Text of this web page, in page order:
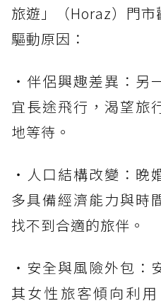
旅遊」（Horaz）門
驅動原因：
・伴侶興趣差異：另
宜長途飛行，渴望旅
地等待。
・人口結構改變：晚
多具備經濟能力與時
找不到合適的旅伴。
・安全與風險外包：
其女性旅客傾向利